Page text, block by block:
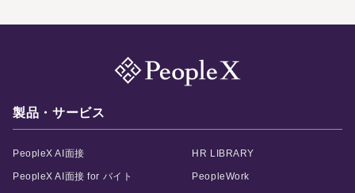
製品・サービス
PeopleX AI面接 HR LIBRARY
PeopleX AI面接 for バイト PeopleWork